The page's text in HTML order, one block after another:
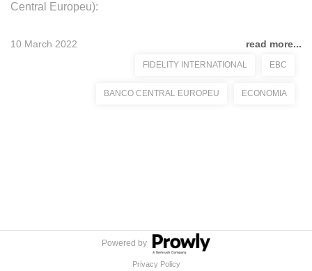
Central Europeu):
10 March 2022 read more...
FIDELITY INTERNATIONAL EBC
BANCO CENTRAL EUROPEU ECONOMIA
Powered by
Privacy Policy